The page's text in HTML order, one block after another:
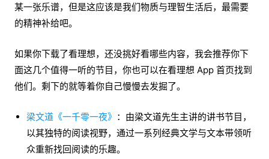
某一张乐谱，但是这应该是我们物质与理智生活后，最需要
的精神补给吧。
如果你下载了看理想，还没挑好看哪些内容，我会推荐你下
面这几个值得一听的节目，你也可以在看理想 App 首页找到
他们。剩下的就等着你自己慢慢去发掘了。
梁文道《一千零一夜》 ：由梁文道先生主讲的讲书节目，
以其独特的阅读视野，通过一系列经典文学与文本带领听
众重新找回阅读的乐趣。